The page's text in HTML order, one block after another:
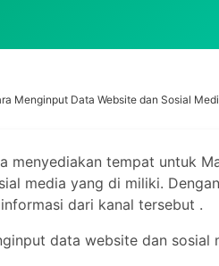
Menginput Data Website dan Sosial
menyediakan tempat untuk
media yang di miliki.
dari kanal tersebut .
data website dan